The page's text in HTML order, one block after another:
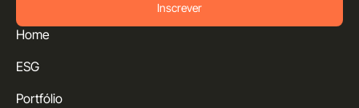
Home
ESG
Portfólio
Inscrever